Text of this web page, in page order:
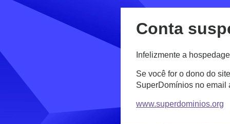
Conta
Infelizmente a
Se você for o dono do
SuperDomínios no email
www.superdominios.org